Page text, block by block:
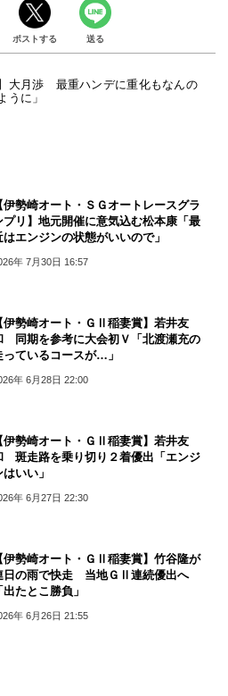
ポストする 送る
大月渉 最重ハンデに重化もなんの
うに」
伊勢崎オート・ＳＧオートレースグラ
プリ】地元開催に意気込む松本康「最
はエンジンの状態がいいので」
年 7月30日 16:57
伊勢崎オート・ＧⅡ稲妻賞】若井友
同期を参考に大会初Ｖ「北渡瀬充の
っているコースが…」
年 6月28日 22:00
伊勢崎オート・ＧⅡ稲妻賞】若井友
斑走路を乗り切り２着優出「エンジ
はいい」
年 6月27日 22:30
伊勢崎オート・ＧⅡ稲妻賞】竹谷隆が
日の雨で快走 当地ＧⅡ連続優出へ
出たとこ勝負」
年 6月26日 21:55